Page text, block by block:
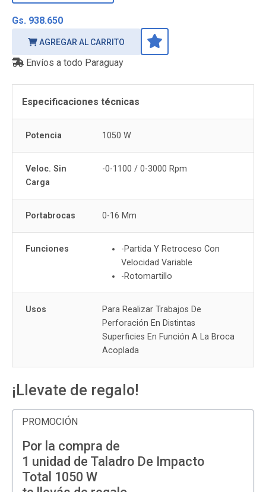
Gs. 938.650
AGREGAR AL CARRITO
Envíos a todo Paraguay
Especificaciones técnicas
Potencia 1050 W
Veloc. Sin
Carga
-0-1100 / 0-3000 Rpm
Portabrocas 0-16 Mm
Funciones
-Partida Y Retroceso Con
Velocidad Variable
-Rotomartillo
Usos
Para Realizar Trabajos De
Perforación En Distintas
Superficies En Función A La Broca
Acoplada
¡Llevate de regalo!
PROMOCIÓN
Por la compra de
1 unidad de Taladro De Impacto
Total 1050 W